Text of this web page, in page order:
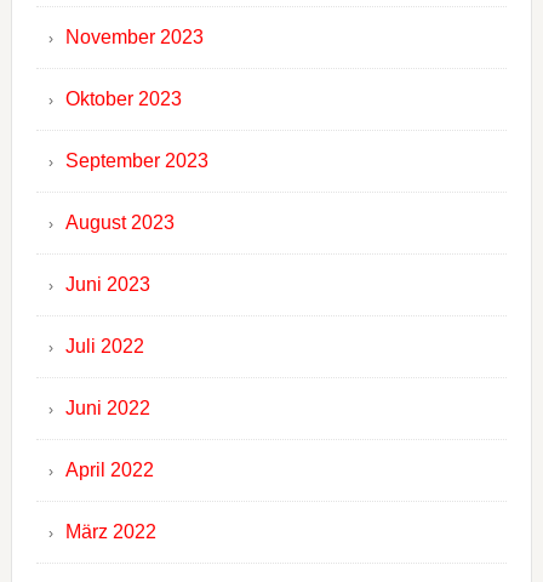
November 2023
Oktober 2023
September 2023
August 2023
Juni 2023
Juli 2022
Juni 2022
April 2022
März 2022